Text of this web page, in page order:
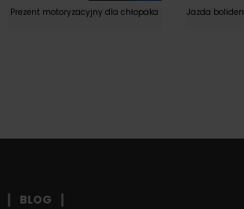
Prezent motoryzacyjny dla chłopaka Jazda
BLOG